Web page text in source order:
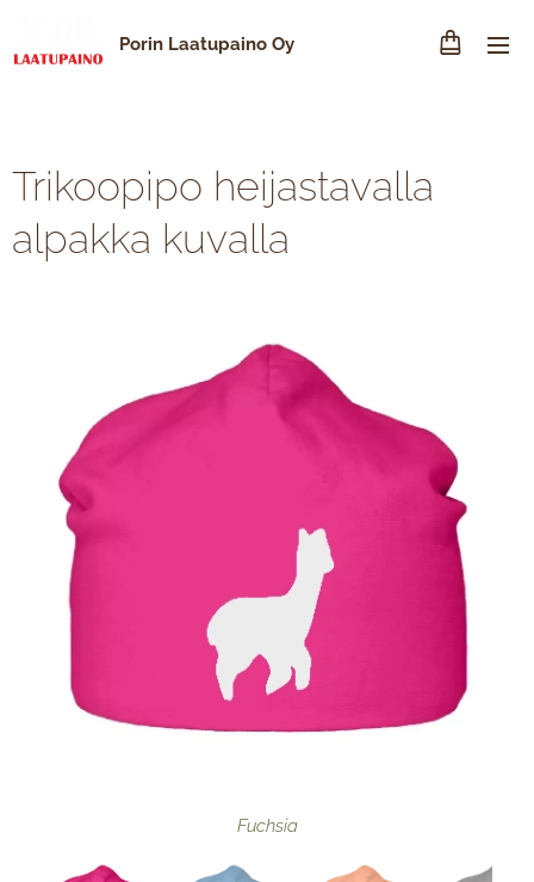
Porin Laatupaino Oy
Trikoopipo heijastavalla
alpakka kuvalla
Fuchsia
Sininen
Oranssi
Musta